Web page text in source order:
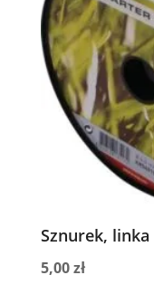
Sznurek,
5,00zł